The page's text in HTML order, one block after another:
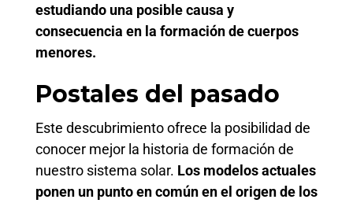
estudiando una posible causa y
consecuencia en la formación de cuerpos
menores.
Postales del pasado
Este descubrimiento ofrece la posibilidad de
conocer mejor la historia de formación de
nuestro sistema solar. Los modelos actuales
ponen un punto en común en el origen de los